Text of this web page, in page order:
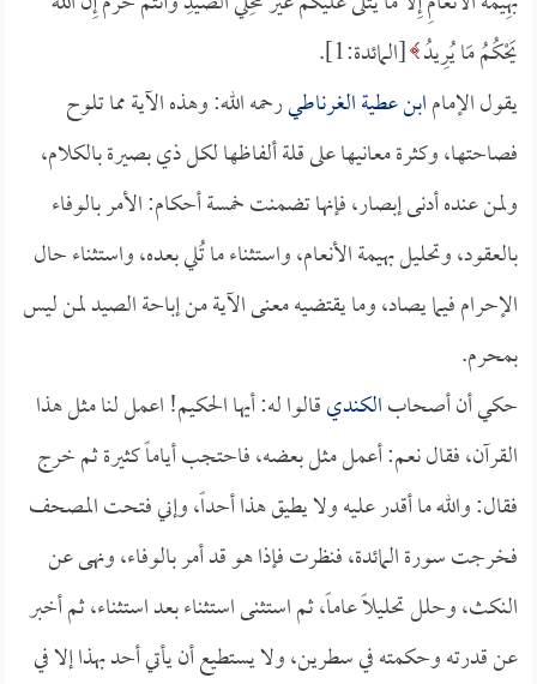
يَحْكُمُ مَا يُرِيدُ [المائدة:1].
يقول الإمامابن عطية الغرناطيرحمه الله: وهذه الآية مما تلوح
فصاحتها، وكثرة معانيها على قلة ألفاظها لكل ذي بصيرة بالكلام،
ولمن عنده أدنى إبصار، فإنها تضمنت خمسة أحكام: الأمر بالوفاء
بالعقود، وتحليل بهيمة الأنعام، واستثناء ما تُلي بعده، واستثناء حال
الإحرام فيما يصاد، وما يقتضيه معنى الآية من إباحة الصيد لمن ليس
بمحرم.
حكي أن أصحابالكنديقالوا له: أيها الحكيم! اعمل لنا مثل هذا
القرآن، فقال نعم: أعمل مثل بعضه، فاحتجب أياماً كثيرة ثم خرج
فقال: والله ما أقدر عليه ولا يطيق هذا أحداً، وإني فتحت المصحف
فخرجت سورة المائدة، فنظرت فإذا هو قد أمر بالوفاء، ونهى عن
النكث، وحلل تحليلاً عاماً، ثم استثنى استثناء بعد استثناء، ثم أخبر
عن قدرته وحكمته في سطرين، ولا يستطيع أن يأتي أحد بهذا إلا في